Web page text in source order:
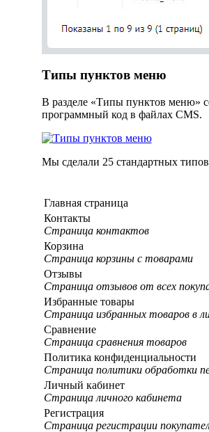
Типы пунктов меню
В разделе «Типы пунктов меню»
программный код в файлах CMS.
Мы сделали 25 стандартных
Главная страница
Контакты
Страница контактов
Корзина
Страница корзины с товарами
Отзывы
Страница отзывов от всех
Избранные товары
Страница избранных товаров в
Сравнение
Страница сравнения товаров
Политика конфиденциальности
Страница политики обработки
Личный кабинет
Страница личного кабинета
Регистрация
Страница регистрации